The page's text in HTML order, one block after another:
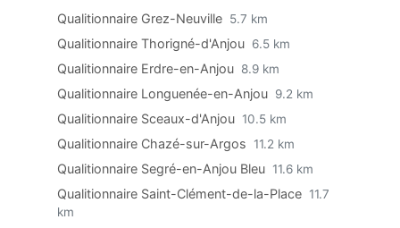
Qualitionnaire Grez-Neuville 5.7 km
Qualitionnaire Thorigné-d'Anjou 6.5 km
Qualitionnaire Erdre-en-Anjou 8.9 km
Qualitionnaire Longuenée-en-Anjou 9.2 km
Qualitionnaire Sceaux-d'Anjou 10.5 km
Qualitionnaire Chazé-sur-Argos 11.2 km
Qualitionnaire Segré-en-Anjou Bleu 11.6 km
Qualitionnaire Saint-Clément-de-la-Place 11.7
km